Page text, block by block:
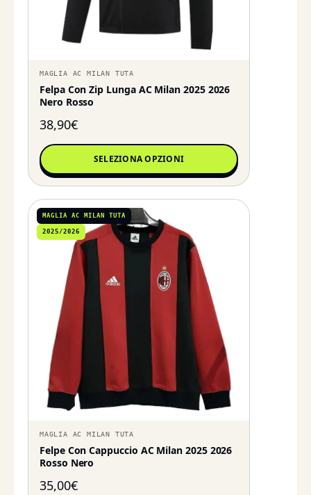
MAGLIA AC MILAN TUTA
Felpa Con Zip Lunga AC Milan 2025 2026
Nero Rosso
38,90€
SELEZIONA OPZIONI
MAGLIA AC MILAN TUTA
2025/2026
MAGLIA AC MILAN TUTA
Felpe Con Cappuccio AC Milan 2025 2026
Rosso Nero
35,00€